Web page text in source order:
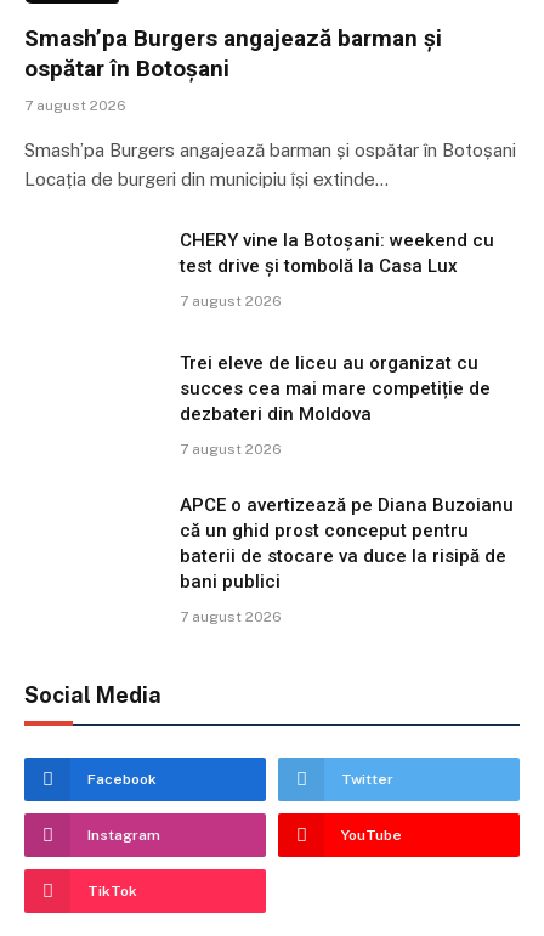
Smash’pa Burgers angajează barman și
ospătar în Botoșani
7 august 2026
Smash’pa Burgers angajează barman și ospătar în Botoșani
Locația de burgeri din municipiu își extinde…
CHERY vine la Botoșani: weekend cu
test drive și tombolă la Casa Lux
7 august 2026
Trei eleve de liceu au organizat cu
succes cea mai mare competiție de
dezbateri din Moldova
7 august 2026
APCE o avertizează pe Diana Buzoianu
că un ghid prost conceput pentru
baterii de stocare va duce la risipă de
bani publici
7 august 2026
Social Media
Facebook Twitter
Instagram YouTube
TikTok